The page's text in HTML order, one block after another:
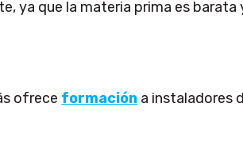
ya que la materia prima es barata
ofrece formación a instaladores